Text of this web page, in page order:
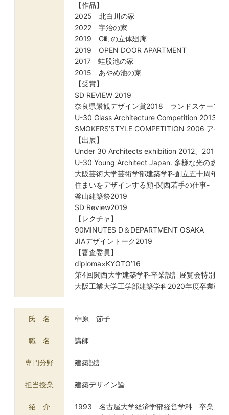
【作品】
2025 北白川の家
2022 宇治の家
2019 G町の立体廻廊
2019 OPEN DOOR APARTMENT
2017 蛙股池の家
2015 あやめ池の家
【受賞】
SD REVIEW 2019
奈良県景観デザイン賞2018 ランドスケープ賞
U-30 Glass Architecture Competition 2013 優
SMOKERS’STYLE COMPETITION 2006 アイ
【出展】
Under 30 Architects exhibition 2012、2013
U-30 Young Architect Japan. 多様な光のある
大阪芸術大学芸術学部建築学科創立五十周年記
住まいをデザインする顔-関西若手の仕事-
釜山建築祭2019
SD Review2019
【レクチャ】
90MINUTES D＆DEPARTMENT OSAKA
JIAデザイントーク2019
【審査委員】
diploma×KYOTO’16
第4回関西大学建築学科卒業設計展覧会特別講
大阪工業大学工学部建築学科2020年度卒業研
氏 名 榊原 節子
職 名 講師
専門分野 建築設計
担当授業 建築デザイン論
紹 介
1993 名古屋大学経済学部経営学科 卒業